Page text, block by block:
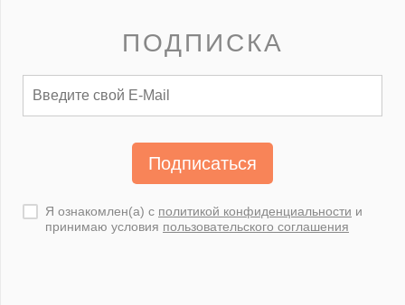
ПОДПИСКА
Подписаться
Я ознакомлен(а) с политикой конфиденциальности и
принимаю условия пользовательского соглашения